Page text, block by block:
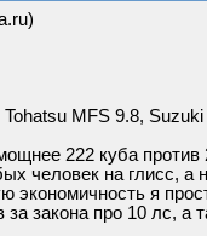
MFS 9.8, Suzuki
222 куба против
человек на глисс,
экономичность я
закона про 10 лс, а